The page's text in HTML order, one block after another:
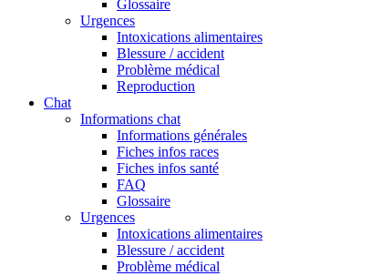
Glossaire
Urgences
Intoxications alimentaires
Blessure / accident
Problème médical
Reproduction
Chat
Informations chat
Informations générales
Fiches infos races
Fiches infos santé
FAQ
Glossaire
Urgences
Intoxications alimentaires
Blessure / accident
Problème médical